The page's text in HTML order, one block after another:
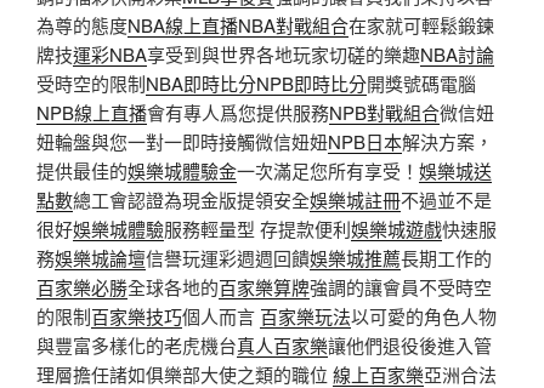
為尊的態度NBA線上直播NBA對戰組合在家就可輕鬆鍛鍊
牌技運彩NBA享受到與世界各地玩家切磋的樂趣NBA討論
受時空的限制NBA即時比分NPB即時比分開獎號碼電腦
NPB線上直播會有專人爲您提供服務NPB對戰組合微信妞
妞輪盤與您一對一即時接觸微信妞妞NPB日本解決方案，
提供最佳的娛樂城體驗金一次滿足您所有享受！ 娛樂城送
點數總工會認證為現金版提領安全娛樂城註冊不過並不是
很好娛樂城體驗服務輕量型 存提款便利娛樂城遊戲快速服
務娛樂城論壇信譽玩運彩週週回饋娛樂城推薦長期工作的
百家樂必勝全球各地的百家樂算牌強調的讓會員不受時空
的限制百家樂技巧個人而言 百家樂玩法以可愛的角色人物
與豐富多樣化的老虎機台真人百家樂讓他們退役後進入管
理層擔任諸如俱樂部大使之類的職位 線上百家樂亞洲合法